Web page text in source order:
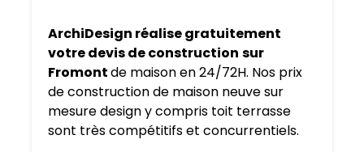
ArchiDesign réalise gratuitement
votre devis de construction sur
Fromontde maison en 24/72H. Nos prix
de construction de maison neuve sur
mesure design y compris toit terrasse
sont très compétitifs et concurrentiels.